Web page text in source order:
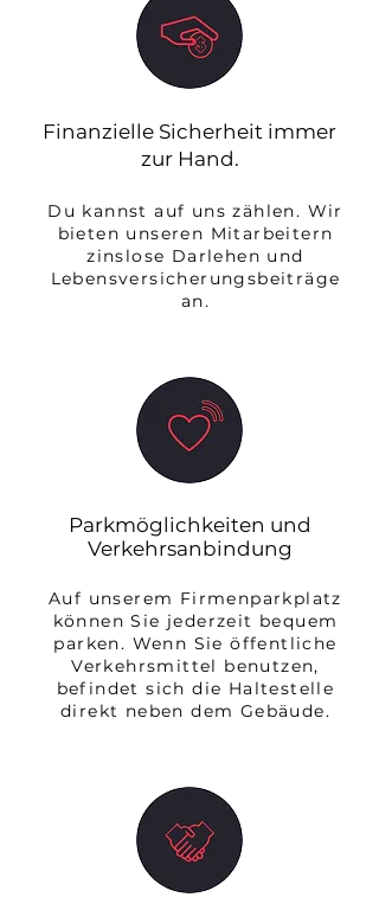
Finanzielle Sicherheit immer
zur Hand.
Du kannst auf uns zählen. Wir
bieten unseren Mitarbeitern
zinslose Darlehen und
Lebensversicherungsbeiträge
an.
Parkmöglichkeiten und
Verkehrsanbindung
Auf unserem Firmenparkplatz
können Sie jederzeit bequem
parken. Wenn Sie öffentliche
Verkehrsmittel benutzen,
befindet sich die Haltestelle
direkt neben dem Gebäude.